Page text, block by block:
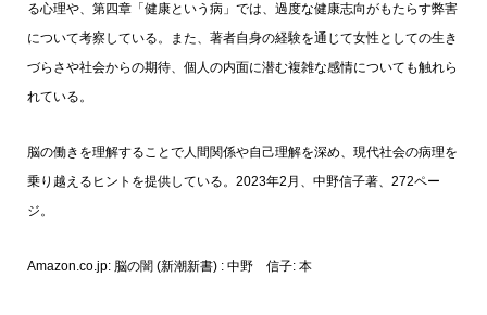
る心理や、第四章「健康という病」では、過度な健康志向がもたらす弊害
について考察している。また、著者自身の経験を通じて女性としての生き
づらさや社会からの期待、個人の内面に潜む複雑な感情についても触れら
れている。
脳の働きを理解することで人間関係や自己理解を深め、現代社会の病理を
乗り越えるヒントを提供している。2023年2月、中野信子著、272ペー
ジ。
Amazon.co.jp: 脳の闇 (新潮新書) : 中野 信子: 本